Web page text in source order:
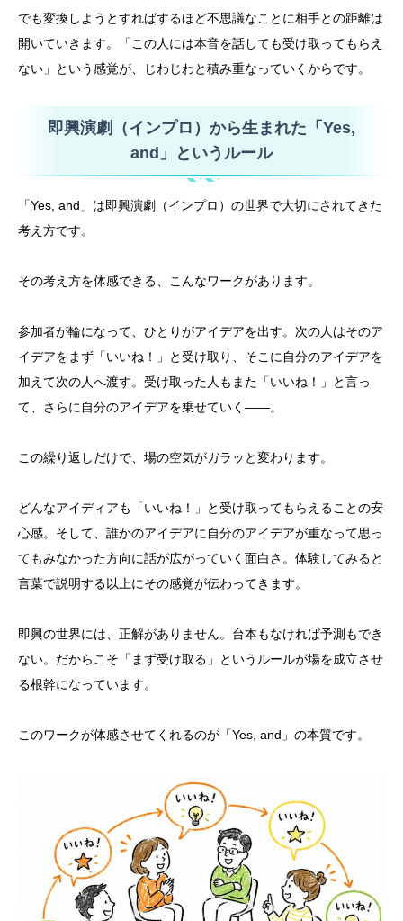
でも変換しようとすればするほど不思議なことに相手との距離は
開いていきます。「この人には本音を話しても受け取ってもらえ
ない」という感覚が、じわじわと積み重なっていくからです。
即興演劇（インプロ）から生まれた「Yes,
and」というルール
「Yes, and」は即興演劇（インプロ）の世界で大切にされてきた
考え方です。
その考え方を体感できる、こんなワークがあります。
参加者が輪になって、ひとりがアイデアを出す。次の人はそのア
イデアをまず「いいね！」と受け取り、そこに自分のアイデアを
加えて次の人へ渡す。受け取った人もまた「いいね！」と言っ
て、さらに自分のアイデアを乗せていく——。
この繰り返しだけで、場の空気がガラッと変わります。
どんなアイディアも「いいね！」と受け取ってもらえることの安
心感。そして、誰かのアイデアに自分のアイデアが重なって思っ
てもみなかった方向に話が広がっていく面白さ。体験してみると
言葉で説明する以上にその感覚が伝わってきます。
即興の世界には、正解がありません。台本もなければ予測もでき
ない。だからこそ「まず受け取る」というルールが場を成立させ
る根幹になっています。
このワークが体感させてくれるのが「Yes, and」の本質です。